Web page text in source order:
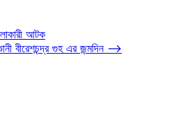
আটক
বীরেশচন্দ্র গুহ এর জন্মদিন ⟶